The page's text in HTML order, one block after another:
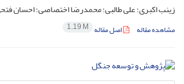
زینب اکبری؛ علی طالبی؛ محمدرضا اختصاصی؛ احسان
مشاهده مقاله اصل مقاله 1.19 M